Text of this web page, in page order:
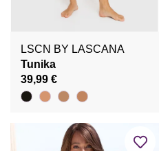
LSCN BY LASCANA
Tunika
39,99 €